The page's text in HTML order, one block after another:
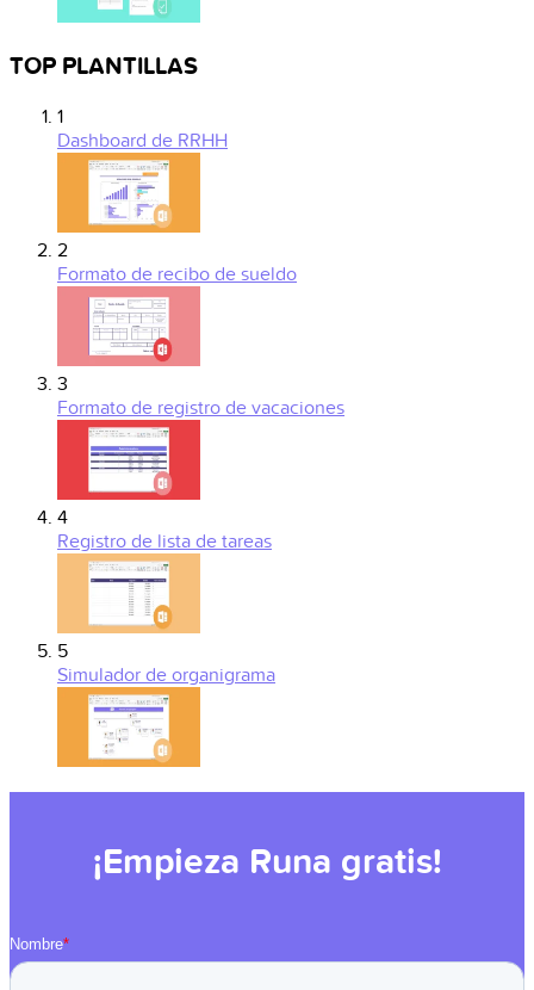
TOP PLANTILLAS
1
Dashboard de RRHH
2
Formato de recibo de sueldo
3
Formato de registro de vacaciones
4
Registro de lista de tareas
5
Simulador de organigrama
¡Empieza Runa gratis!